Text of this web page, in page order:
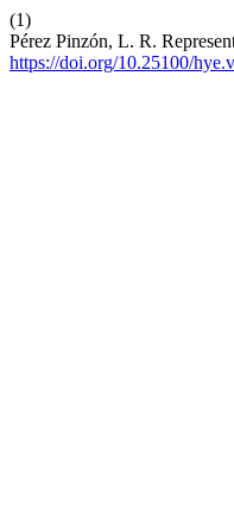
(1)
Pérez Pinzón, L. R.
https://doi.org/10.25100/